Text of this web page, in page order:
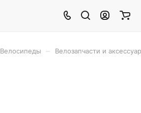
Велосипеды Велозапчасти и